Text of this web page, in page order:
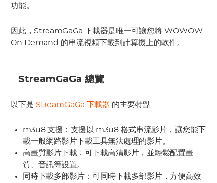
功能。
因此，StreamGaGa 下載器是唯一可讓您將 WOWOW
On Demand 的串流視頻下載到計算機上的軟件。
StreamGaGa 總覽
以下是 StreamGaGa 下載器 的主要特點
m3u8 支援：支援以 m3u8 格式串流影片，讓您能下
載一般網路影片下載工具無法處理的影片。
高畫質影片下載：可下載高清影片，並輕鬆配置畫
質、音訊等設置。
同時下載多部影片：可同時下載多部影片，方便高效